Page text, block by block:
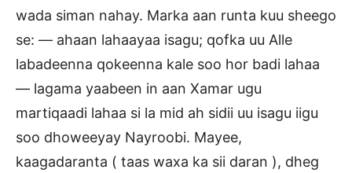
wada siman nahay. Marka aan runta kuu sheego
se: — ahaan lahaayaa isagu; qofka uu Alle
labadeenna qokeenna kale soo hor badi lahaa
— lagama yaabeen in aan Xamar ugu
martiqaadi lahaa si la mid ah sidii uu isagu iigu
soo dhoweeyay Nayroobi. Mayee,
kaagadaranta ( taas waxa ka sii daran ), dheg